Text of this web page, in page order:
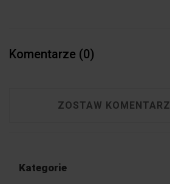
Komentarze (0)
ZOSTAW KOMENTARZ
Kategorie